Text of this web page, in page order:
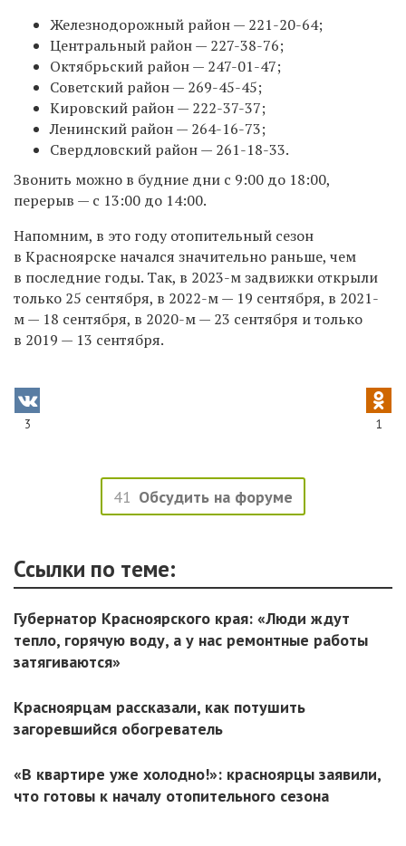
Железнодорожный район — 221-20-64;
Центральный район — 227-38-76;
Октябрьский район — 247-01-47;
Советский район — 269-45-45;
Кировский район — 222-37-37;
Ленинский район — 264-16-73;
Свердловский район — 261-18-33.
Звонить можно в будние дни с 9:00 до 18:00,
перерыв — с 13:00 до 14:00.
Напомним, в это году отопительный сезон
в Красноярске начался значительно раньше, чем
в последние годы. Так, в 2023-м задвижки открыли
только 25 сентября, в 2022-м — 19 сентября, в 2021-
м — 18 сентября, в 2020-м — 23 сентября и только
в 2019 — 13 сентября.
3 1
41 Обсудить на форуме
Ссылки по теме:
Губернатор Красноярского края: «Люди ждут
тепло, горячую воду, а у нас ремонтные работы
затягиваются»
Красноярцам рассказали, как потушить
загоревшийся обогреватель
«В квартире уже холодно!»: красноярцы заявили,
что готовы к началу отопительного сезона